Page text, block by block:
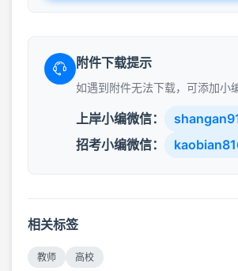
附件下载提示
如遇到附件无法下载，可添加小
上岸小编微信：
招考小编微信：
相关标签
教师 高校